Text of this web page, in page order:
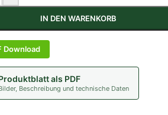
IN DEN WARENKORB
Download
als PDF
Beschreibung und technische Daten